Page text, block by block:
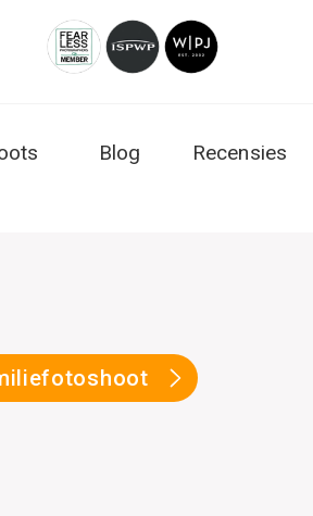
Blog Recensies